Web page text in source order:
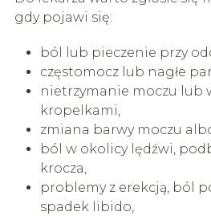
gdy pojawi się:
ból lub pieczenie przy
częstomocz lub nagłe
nietrzymanie moczu lub
kropelkami,
zmiana barwy moczu
ból w okolicy lędźwi,
krocza,
problemy z erekcją, ból
spadek libido,